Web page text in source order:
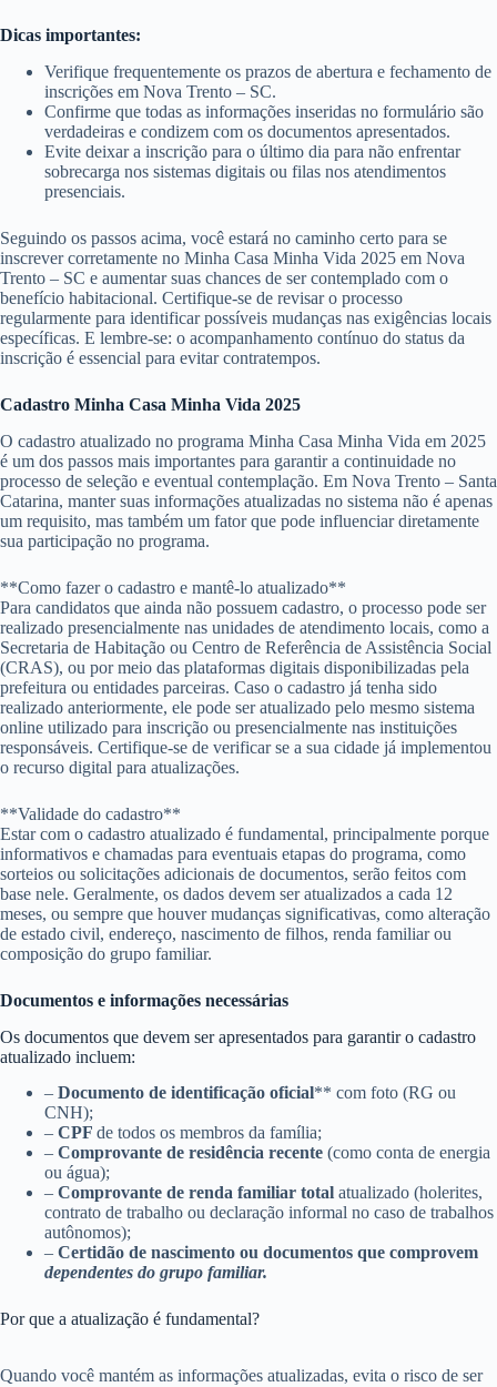
Dicas importantes:
Verifique frequentemente os prazos de abertura e fechamento de
inscrições em Nova Trento – SC.
Confirme que todas as informações inseridas no formulário são
verdadeiras e condizem com os documentos apresentados.
Evite deixar a inscrição para o último dia para não enfrentar
sobrecarga nos sistemas digitais ou filas nos atendimentos
presenciais.
Seguindo os passos acima, você estará no caminho certo para se
inscrever corretamente no Minha Casa Minha Vida 2025 em Nova
Trento – SC e aumentar suas chances de ser contemplado com o
benefício habitacional. Certifique-se de revisar o processo
regularmente para identificar possíveis mudanças nas exigências locais
específicas. E lembre-se: o acompanhamento contínuo do status da
inscrição é essencial para evitar contratempos.
Cadastro Minha Casa Minha Vida 2025
O cadastro atualizado no programa Minha Casa Minha Vida em 2025
é um dos passos mais importantes para garantir a continuidade no
processo de seleção e eventual contemplação. Em Nova Trento – Santa
Catarina, manter suas informações atualizadas no sistema não é apenas
um requisito, mas também um fator que pode influenciar diretamente
sua participação no programa.
**Como fazer o cadastro e mantê-lo atualizado**
Para candidatos que ainda não possuem cadastro, o processo pode ser
realizado presencialmente nas unidades de atendimento locais, como a
Secretaria de Habitação ou Centro de Referência de Assistência Social
(CRAS), ou por meio das plataformas digitais disponibilizadas pela
prefeitura ou entidades parceiras. Caso o cadastro já tenha sido
realizado anteriormente, ele pode ser atualizado pelo mesmo sistema
online utilizado para inscrição ou presencialmente nas instituições
responsáveis. Certifique-se de verificar se a sua cidade já implementou
o recurso digital para atualizações.
**Validade do cadastro**
Estar com o cadastro atualizado é fundamental, principalmente porque
informativos e chamadas para eventuais etapas do programa, como
sorteios ou solicitações adicionais de documentos, serão feitos com
base nele. Geralmente, os dados devem ser atualizados a cada 12
meses, ou sempre que houver mudanças significativas, como alteração
de estado civil, endereço, nascimento de filhos, renda familiar ou
composição do grupo familiar.
Documentos e informações necessárias
Os documentos que devem ser apresentados para garantir o cadastro
atualizado incluem:
– Documento de identificação oficial** com foto (RG ou
CNH);
– CPF de todos os membros da família;
– Comprovante de residência recente (como conta de energia
ou água);
– Comprovante de renda familiar total atualizado (holerites,
contrato de trabalho ou declaração informal no caso de trabalhos
autônomos);
– Certidão de nascimento ou documentos que comprovem
dependentes do grupo familiar.
Por que a atualização é fundamental?
Quando você mantém as informações atualizadas, evita o risco de ser